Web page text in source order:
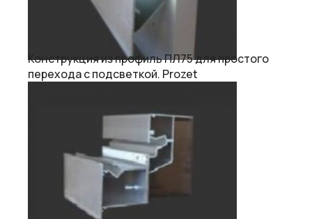
Конструкция из профиль ПЛ75 для простого
перехода с подсветкой. Prozet